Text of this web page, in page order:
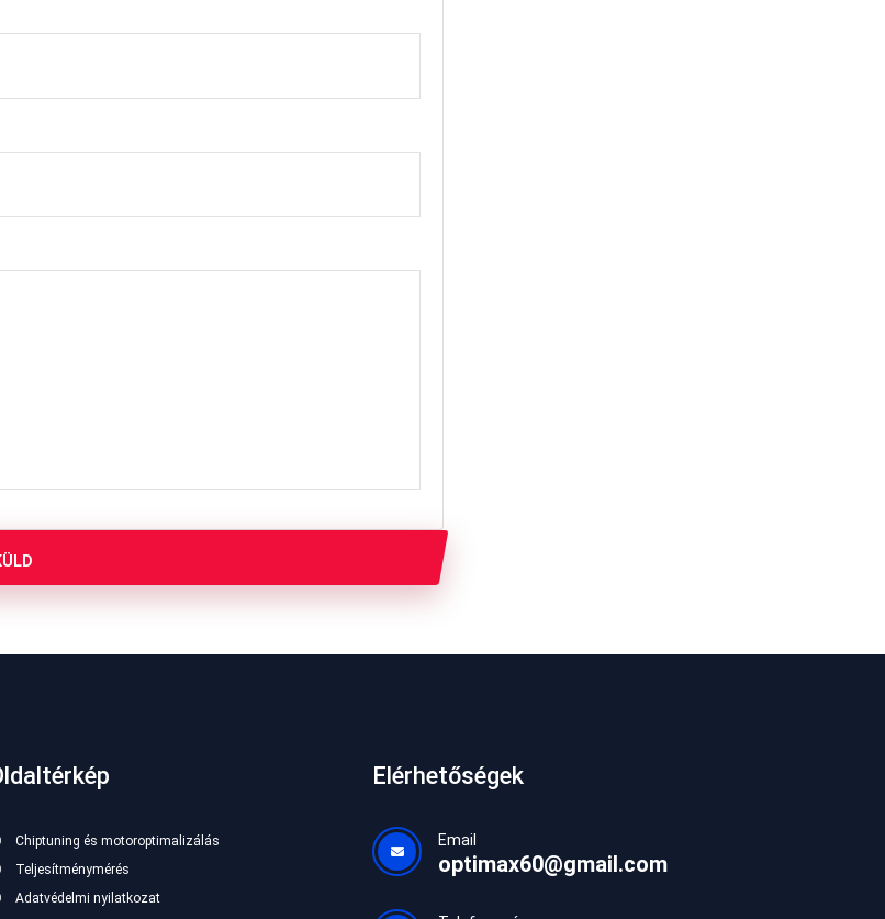
Chiptuning és motoroptimalizálás
Teljesítménymérés
Adatvédelmi nyilatkozat
Elérhetőségek
Email
optimax60@gmail.com